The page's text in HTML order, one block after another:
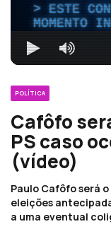
ESTE
MOMENTO
POLÍTICA
Cafôfo
PS caso
(vídeo)
Paulo Cafôfo será
eleições
a uma eventual